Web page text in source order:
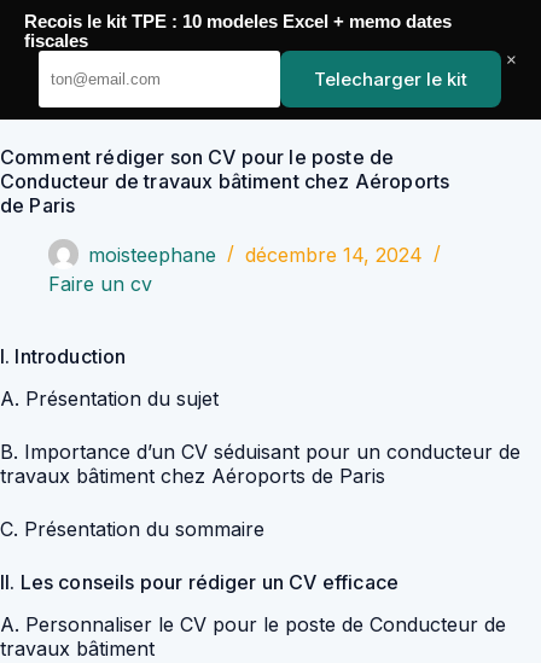
Passer
contenu
YoupiJobs
Comment rédiger son CV pour le poste de
Conducteur de travaux bâtiment chez Aéroports
de Paris
moisteephane
décembre 14, 2024
Faire un cv
I. Introduction
A. Présentation du sujet
B. Importance d’un CV séduisant pour un conducteur de
travaux bâtiment chez Aéroports de Paris
C. Présentation du sommaire
II. Les conseils pour rédiger un CV efficace
A. Personnaliser le CV pour le poste de Conducteur de
travaux bâtiment
Recois le kit TPE : 10 modeles Excel + memo dates
fiscales
Telecharger le kit
×